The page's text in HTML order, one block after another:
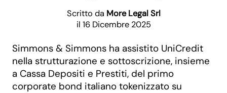
Scritto da More Legal Srl
il 16 Dicembre 2025
Simmons & Simmons ha assistito UniCredit
nella strutturazione e sottoscrizione, insieme
a Cassa Depositi e Prestiti, del primo
corporate bond italiano tokenizzato su